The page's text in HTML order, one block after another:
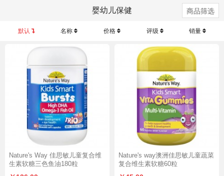
商品筛选
婴幼儿保健
默认 名称 价格 评级 销量
Nature's Way 佳思敏儿童复合维
生素软糖三色鱼油180粒
Nature's way澳洲佳思敏儿童蔬菜
复合维生素软糖60粒